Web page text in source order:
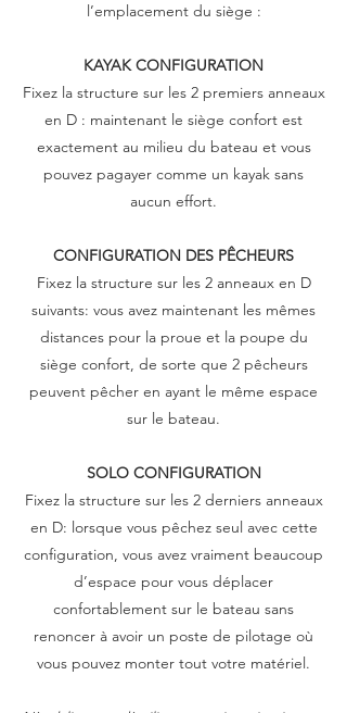
l’emplacement du siège :
KAYAK CONFIGURATION
Fixez la structure sur les 2 premiers anneaux
en D : maintenant le siège confort est
exactement au milieu du bateau et vous
pouvez pagayer comme un kayak sans
aucun effort.
CONFIGURATION DES PÊCHEURS
Fixez la structure sur les 2 anneaux en D
suivants: vous avez maintenant les mêmes
distances pour la proue et la poupe du
siège confort, de sorte que 2 pêcheurs
peuvent pêcher en ayant le même espace
sur le bateau.
SOLO CONFIGURATION
Fixez la structure sur les 2 derniers anneaux
en D: lorsque vous pêchez seul avec cette
configuration, vous avez vraiment beaucoup
d’espace pour vous déplacer
confortablement sur le bateau sans
renoncer à avoir un poste de pilotage où
vous pouvez monter tout votre matériel.